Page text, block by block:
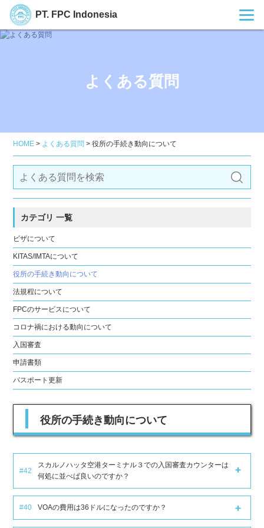
PT. FPC Indonesia
よくある質問
HOME > よくある質問 >役所の手続き動向について
カテゴリ 一覧
ビザについて
KITAS/IMTAについて
役所の手続き動向について
法規程について
FPCのサービスについて
コロナ禍における動向について
入国審査
申請書類
パスポート更新
役所の手続き動向について
#42
スカルノハッタ空港ターミナル３での入国審査カウンターは
何処に並べば良いのですか？
#40 VOAの費用は36ドルになったのですか？